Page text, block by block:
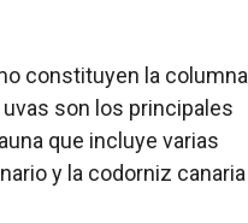
constituyen la columna
son los principales
que incluye varias
y la codorniz canaria